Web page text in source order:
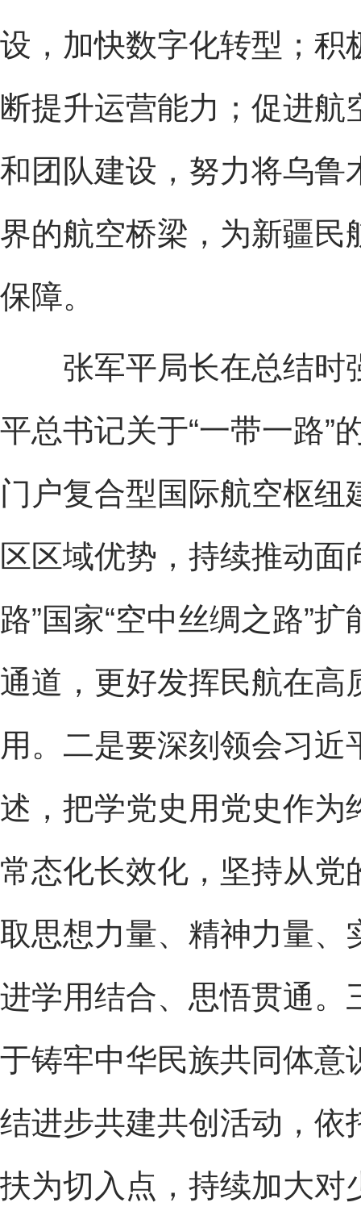
设，加快数字化转型；积
断提升运营能力；促进
和团队建设，努力将乌鲁
界的航空桥梁，为新疆民
保障。
张军平局长在总结时
平总书记关于“一带一路”
门户复合型国际航空枢
区区域优势，持续推动面
路”国家“空中丝绸之路”
通道，更好发挥民航在高
用。二是要深刻领会习
述，把学党史用党史作为
常态化长效化，坚持从党
取思想力量、精神力量、
进学用结合、思悟贯通。
于铸牢中华民族共同体意
结进步共建共创活动，依
扶为切入点，持续加大对